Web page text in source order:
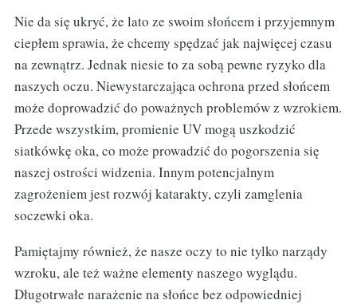
Nie da się ukryć, że lato ze swoim słońcem i przyjemnym
ciepłem sprawia, że chcemy spędzać jak najwięcej czasu
na zewnątrz. Jednak niesie to za sobą pewne ryzyko dla
naszych oczu. Niewystarczająca ochrona przed słońcem
może doprowadzić do poważnych problemów z wzrokiem.
Przede wszystkim, promienie UV mogą uszkodzić
siatkówkę oka, co może prowadzić do pogorszenia się
naszej ostrości widzenia. Innym potencjalnym
zagrożeniem jest rozwój katarakty, czyli zamglenia
soczewki oka.
Pamiętajmy również, że nasze oczy to nie tylko narządy
wzroku, ale też ważne elementy naszego wyglądu.
Długotrwałe narażenie na słońce bez odpowiedniej